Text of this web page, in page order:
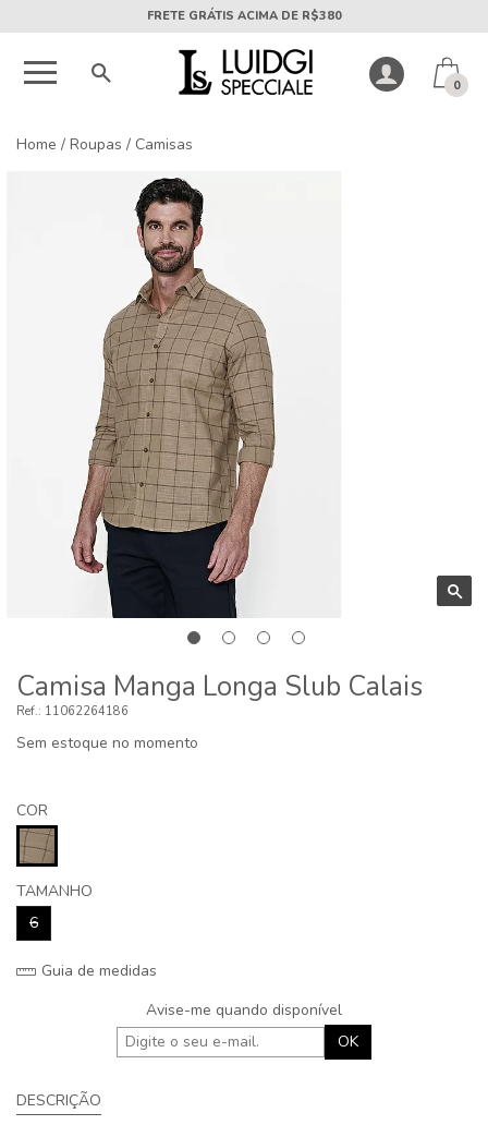
5X SEM JUROS PARCELA MÍNIMA DE R$50
0
Home / Roupas / Camisas
Camisa Manga Longa Slub Calais
11062264186
Sem estoque no momento
COR
TAMANHO
6
Guia de medidas
Avise-me quando disponível
OK
DESCRIÇÃO